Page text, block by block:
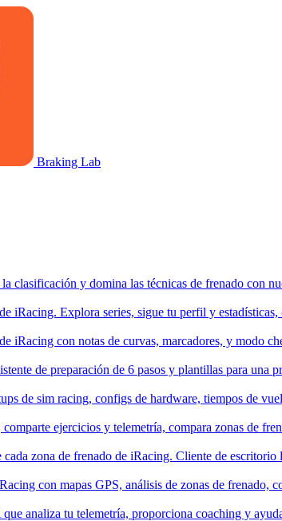
Braking Lab
clasificación y domina las técnicas de frenado con
iRacing. Explora series, sigue tu perfil y
iRacing con notas de curvas, marcadores, y modo
de preparación de 6 pasos y plantillas para una
de sim racing, configs de hardware, tiempos de
comparte ejercicios y telemetría, compara zonas de
cada zona de frenado de iRacing. Cliente de
con mapas GPS, análisis de zonas de frenado,
analiza tu telemetría, proporciona coaching y